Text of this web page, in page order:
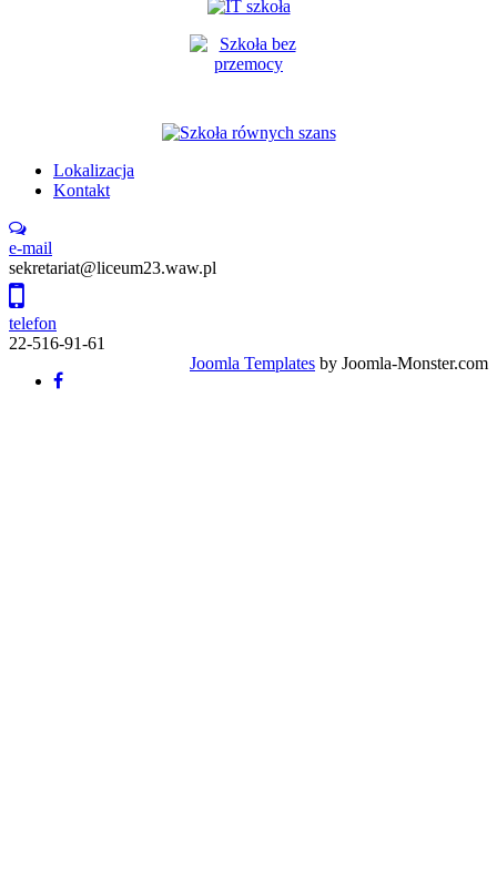
Lokalizacja
Kontakt
e-mail
sekretariat@liceum23.waw.pl
telefon
22-516-91-61
Joomla Templates by Joomla-Monster.com
Back